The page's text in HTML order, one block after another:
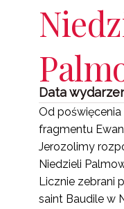
Data
Od
fragmentu
Jerozolimy
Niedzieli
Licznie zebrani
saint Baudile w